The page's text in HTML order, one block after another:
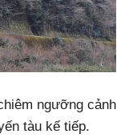
ngưỡng cảnh
tàu kế tiếp.